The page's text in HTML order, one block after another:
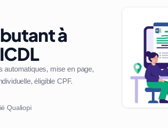
à
automatiques, mise en page,
éligible CPF.
Qualiopi